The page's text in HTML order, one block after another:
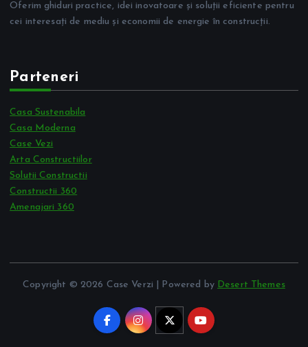
Oferim ghiduri practice, idei inovatoare și soluții eficiente pentru
cei interesați de mediu și economii de energie în construcții.
Parteneri
Casa Sustenabila
Casa Moderna
Case Vezi
Arta Constructiilor
Solutii Constructii
Constructii 360
Amenajari 360
Copyright © 2026 Case Verzi | Powered by Desert Themes